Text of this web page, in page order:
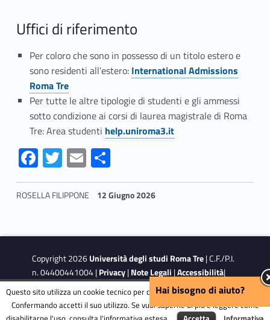
Uffici di riferimento
Per coloro che sono in possesso di un titolo estero e
sono residenti all’estero: International Admissions
Roma Tre
Per tutte le altre tipologie di studenti e gli ammessi
sotto condizione ai corsi di laurea magistrale di Roma
Tre: Area studenti help.uniroma3.it
Fa
ce
b
o
k
T
w
itt
E
m
ai
S
h
ar
ROSELLA FILIPPONE 12 Giugno 2026
Copyright 2026Università degli studi Roma Tre| C.F./P.I.
n. 04400441004 |Privacy|Note Legali |Accessibilità|
Obiettivi di accessibilità
Hai bisogno di aiuto?
Questo sito utilizza un cookie tecnico per consentire la corretta navigazione.
Confermando accetti il suo utilizzo. Se vuoi saperne di più e leggere come